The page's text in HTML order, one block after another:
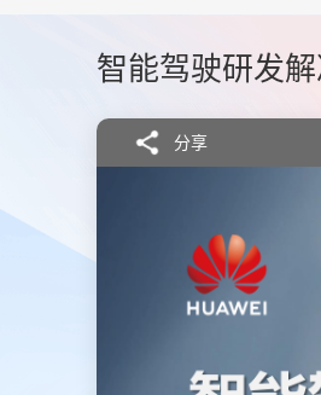
智能驾驶研发
分享